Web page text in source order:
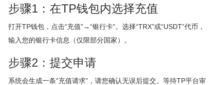
步骤1：在TP钱包内选择充值
打开TP钱包，点击“充值”→“银行卡”。选择“TRX”或“USDT”代币，
输入您的银行卡信息（仅限部分国家）。
步骤2：提交申请
系统会生成一条“充值请求”，请您确认无误后提交。等待TP平台审